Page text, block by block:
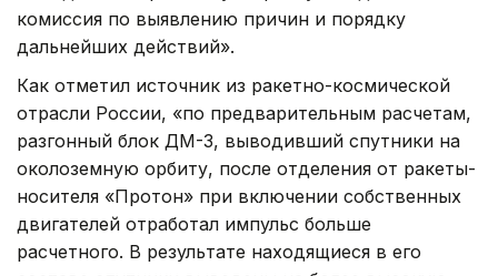
комиссия по выявлению причин и порядку
дальнейших действий».
Как отметил источник из ракетно-космической
отрасли России, «по предварительным расчетам,
разгонный блок ДМ-3, выводивший спутники на
околоземную орбиту, после отделения от ракеты-
носителя «Протон» при включении собственных
двигателей отработал импульс больше
расчетного. В результате находящиеся в его